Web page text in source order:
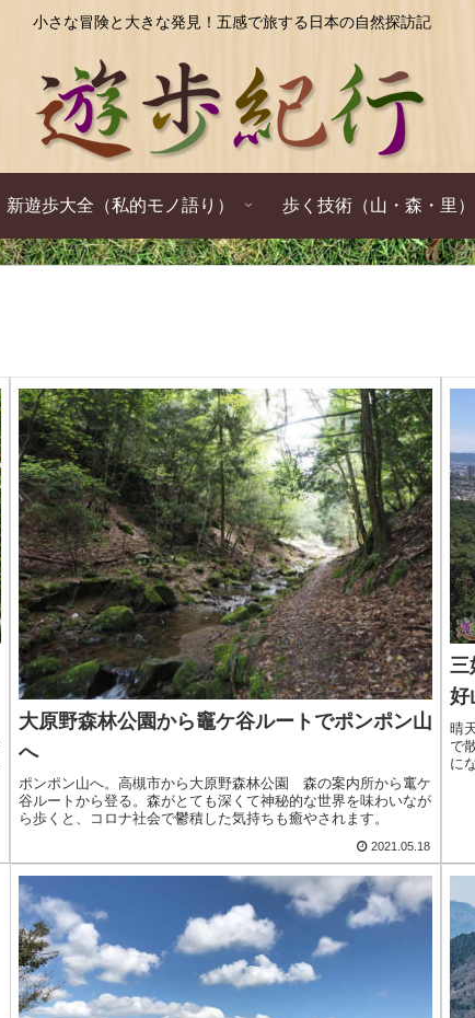
小さな冒険と大きな発見！五感で旅する日本の自然探訪記
新遊歩大全（私的モノ語り） 歩く技術（山・森・里）
大原野森林公園から竈ケ谷ルートでポンポン山
へ
ポンポン山へ。高槻市から大原野森林公園 森の案内所から竃ケ
谷ルートから登る。森がとても深くて神秘的な世界を味わいなが
ら歩くと、コロナ社会で鬱積した気持ちも癒やされます。
2021.05.18
三
好
晴
で
に